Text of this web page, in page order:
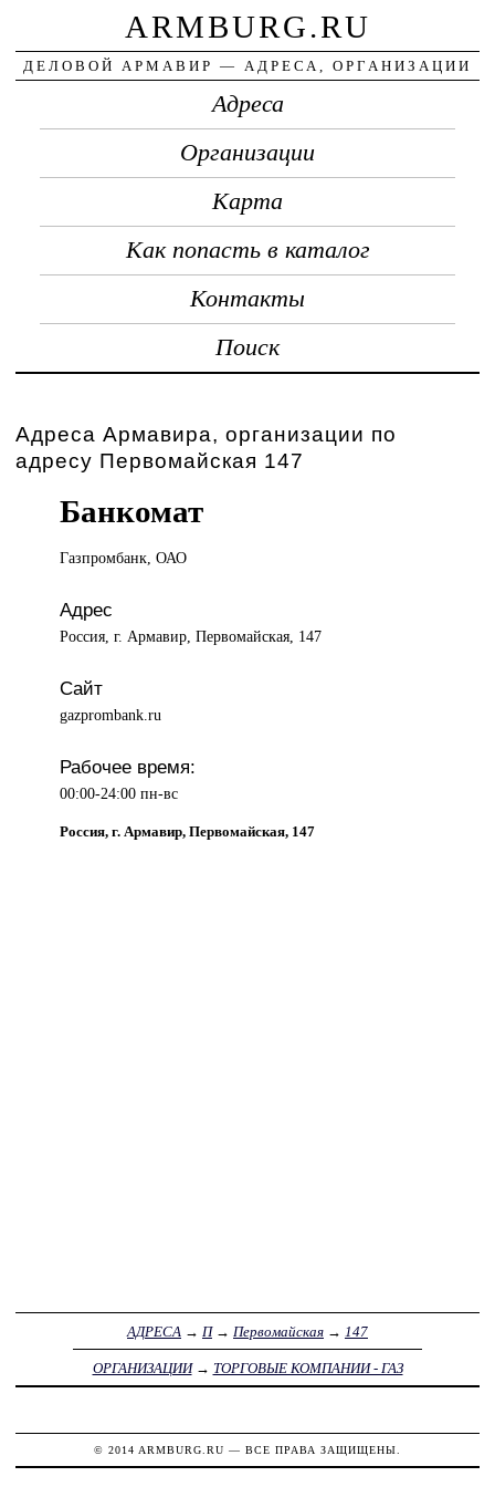
ARMBURG.RU
ДЕЛОВОЙ АРМАВИР — АДРЕСА, ОРГАНИЗАЦИИ
Адреса
Организации
Карта
Как попасть в каталог
Контакты
Поиск
Адреса Армавира, организации по
адресу Первомайская 147
Банкомат
Газпромбанк, ОАО
Адрес
Россия, г. Армавир, Первомайская, 147
Сайт
gazprombank.ru
Рабочее время:
00:00-24:00 пн-вс
Россия, г. Армавир, Первомайская, 147
АДРЕСА → П→ Первомайская → 147
ОРГАНИЗАЦИИ→ ТОРГОВЫЕ КОМПАНИИ - ГАЗ
© 2014 ARMBURG.RU — ВСЕ ПРАВА ЗАЩИЩЕНЫ.